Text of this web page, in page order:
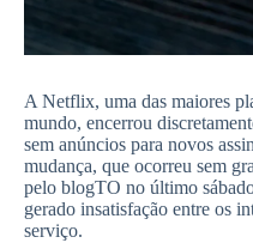
A Netflix, uma das maiores
mundo, encerrou
sem anúncios para novos
mudança, que ocorreu sem
pelo blogTO no último
gerado insatisfação entre os
serviço.